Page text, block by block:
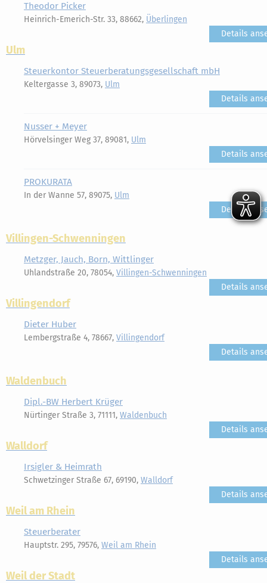
Theodor Picker
Heinrich-Emerich-Str. 33, 88662, Überlingen
Details
Ulm
Steuerkontor Steuerberatungsgesellschaft mbH
Keltergasse 3, 89073, Ulm
Details
Nusser + Meyer
Hörvelsinger Weg 37, 89081, Ulm
Details
PROKURATA
In der Wanne 57, 89075, Ulm
Details
Villingen-Schwenningen
Metzger, Jauch, Born, Wittlinger
Uhlandstraße 20, 78054, Villingen-Schwenningen
Details
Villingendorf
Dieter Huber
Lembergstraße 4, 78667, Villingendorf
Details
Waldenbuch
Dipl.-BW Herbert Krüger
Nürtinger Straße 3, 71111, Waldenbuch
Details
Walldorf
Irsigler & Heimrath
Schwetzinger Straße 67, 69190, Walldorf
Details
Weil am Rhein
Steuerberater
Hauptstr. 295, 79576, Weil am Rhein
Details
Weil der Stadt